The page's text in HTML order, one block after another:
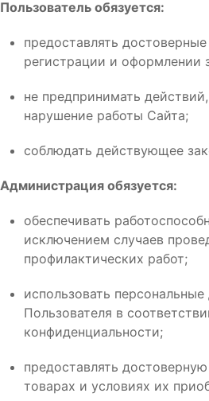
Пользователь обязуется:
предоставлять
регистрации и оформлении
не предпринимать
нарушение работы Сайта;
соблюдать действующее
Администрация обязуется:
обеспечивать
исключением случаев
профилактических работ;
использовать
Пользователя в
конфиденциальности;
предоставлять
товарах и условиях их